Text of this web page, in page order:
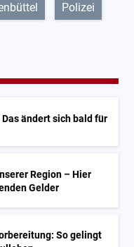
Polizei
ändert sich bald für
Region – Hier
Gelder
So gelingt